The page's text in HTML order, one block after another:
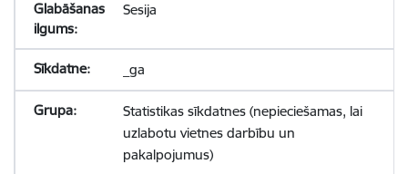
Sesija
_ga
Statistikas sīkdatnes (nepieciešamas, lai
uzlabotu vietnes darbību un
pakalpojumus)